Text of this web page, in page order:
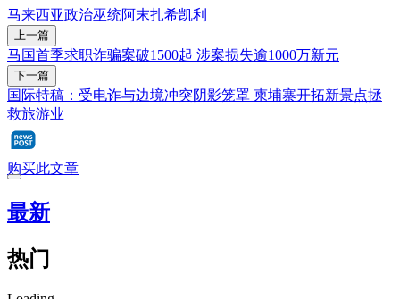
马来西亚政治巫统阿末扎希凯利
上一篇
马国首季求职诈骗案破1500起 涉案损失逾1000万新元
下一篇
国际特稿：受电诈与边境冲突阴影笼罩 柬埔寨开拓新景点拯
救旅游业
购买此文章
最新
热门